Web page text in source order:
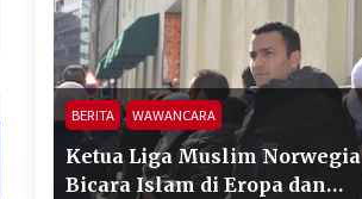
BERITA WAWANCARA
Ketua Liga Muslim Norwegia
Bicara Islam di Eropa dan